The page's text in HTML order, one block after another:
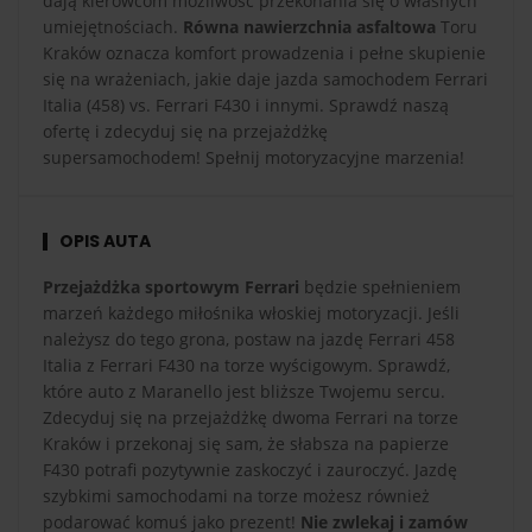
umiejętnościach. Równa nawierzchnia asfaltowa Toru
Kraków oznacza komfort prowadzenia i pełne skupienie
się na wrażeniach, jakie daje jazda samochodem Ferrari
Italia (458) vs. Ferrari F430 i innymi. Sprawdź naszą
ofertę i zdecyduj się na przejażdżkę
supersamochodem! Spełnij motoryzacyjne marzenia!
OPIS AUTA
Przejażdżka sportowym Ferrari będzie spełnieniem
marzeń każdego miłośnika włoskiej motoryzacji. Jeśli
należysz do tego grona, postaw na jazdę Ferrari 458
Italia z Ferrari F430 na torze wyścigowym. Sprawdź,
które auto z Maranello jest bliższe Twojemu sercu.
Zdecyduj się na przejażdżkę dwoma Ferrari na torze
Kraków i przekonaj się sam, że słabsza na papierze
F430 potrafi pozytywnie zaskoczyć i zauroczyć. Jazdę
szybkimi samochodami na torze możesz również
podarować komuś jako prezent! Nie zwlekaj i zamów